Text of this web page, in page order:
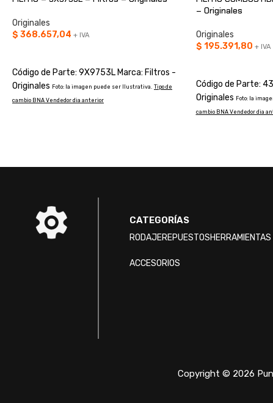
Originales
$ 368.657,04 + IVA
Código de Parte: 9X9753L Marca: Filtros -
Originales Foto: la imagen puede ser Ilustrativa. Tipo de
cambio BNA Vendedor dia anterior
– Originales
Originales
$ 195.391,80 + IVA
Código de Parte:
Originales Foto: la
cambio BNA Vendedor dia
CATEGORÍAS
RODAJEREPUESTOS
ACCESORIOS
Copyright © 2026